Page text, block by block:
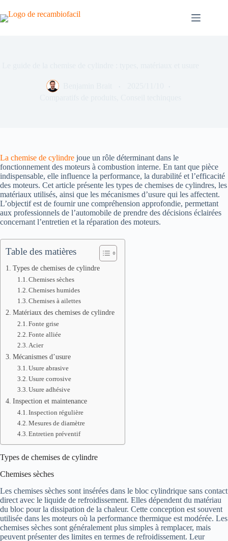
to
content
La chemise de cylindre joue un rôle déterminant dans le
fonctionnement des moteurs à combustion interne. En tant que pièce
indispensable, elle influence la performance, la durabilité et l’efficacité
des moteurs. Cet article présente les types de chemises de cylindres, les
matériaux utilisés, ainsi que les mécanismes d’usure qui les affectent.
L’objectif est de fournir une compréhension approfondie, permettant
aux professionnels de l’automobile de prendre des décisions éclairées
concernant l’entretien et la réparation des moteurs.
Table des matières
Types de chemises de cylindre
Chemises sèches
Chemises humides
Chemises à ailettes
Matériaux des chemises de cylindre
Fonte grise
Fonte alliée
Acier
Mécanismes d’usure
Usure abrasive
Usure corrosive
Usure adhésive
Inspection et maintenance
Inspection régulière
Mesures de diamètre
Entretien préventif
Types de chemises de cylindre
Chemises sèches
Les chemises sèches sont insérées dans le bloc cylindrique sans contact
direct avec le liquide de refroidissement. Elles dépendent du matériau
du bloc pour la dissipation de la chaleur. Cette conception est souvent
utilisée dans les moteurs où la performance thermique est modérée. Les
chemises sèches sont généralement plus simples à remplacer, mais
peuvent présenter des limites en termes de refroidissement. Leur